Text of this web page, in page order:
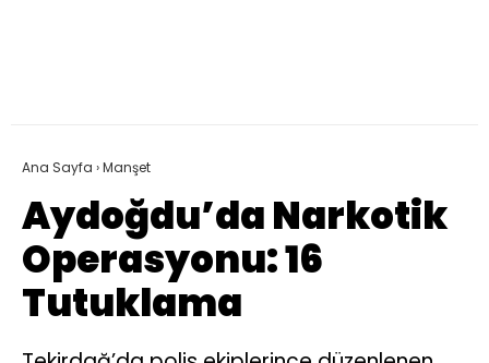
Ana Sayfa ›Manşet
Aydoğdu’da Narkotik
Operasyonu: 16
Tutuklama